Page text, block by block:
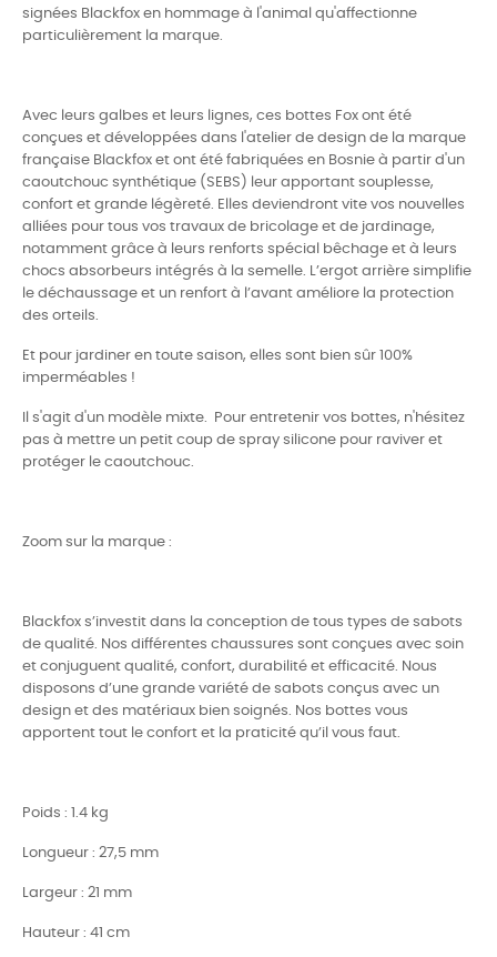
signées Blackfox en hommage à l'animal qu'affectionne
particulièrement la marque.
Avec leurs galbes et leurs lignes, ces bottes Fox ont été
conçues et développées dans l'atelier de design de la marque
française Blackfox et ont été fabriquées en Bosnie à partir d'un
caoutchouc synthétique (SEBS) leur apportant souplesse,
confort et grande légèreté. Elles deviendront vite vos nouvelles
alliées pour tous vos travaux de bricolage et de jardinage,
notamment grâce à leurs renforts spécial bêchage et à leurs
chocs absorbeurs intégrés à la semelle. L’ergot arrière simplifie
le déchaussage et un renfort à l’avant améliore la protection
des orteils.
Et pour jardiner en toute saison, elles sont bien sûr 100%
imperméables !
Il s'agit d'un modèle mixte. Pour entretenir vos bottes, n'hésitez
pas à mettre un petit coup de spray silicone pour raviver et
protéger le caoutchouc.
Zoom sur la marque :
Blackfox s’investit dans la conception de tous types de sabots
de qualité. Nos différentes chaussures sont conçues avec soin
et conjuguent qualité, confort, durabilité et efficacité. Nous
disposons d’une grande variété de sabots conçus avec un
design et des matériaux bien soignés. Nos bottes vous
apportent tout le confort et la praticité qu’il vous faut.
Poids : 1.4 kg
Longueur : 27,5 mm
Largeur : 21 mm
Hauteur : 41 cm